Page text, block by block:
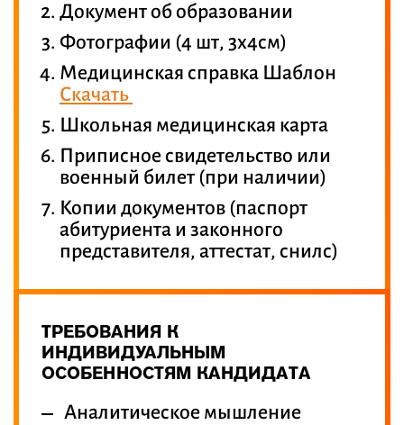
Документ об образовании
Фотографии (4 шт, 3х4см)
Медицинская справка Шаблон
Скачать
Школьная медицинская карта
Приписное свидетельство или
военный билет (при наличии)
Копии документов (паспорт
абитуриента и законного
представителя, аттестат, снилс)
ТРЕБОВАНИЯ К
ИНДИВИДУАЛЬНЫМ
ОСОБЕННОСТЯМ КАНДИДАТА
Аналитическое мышление